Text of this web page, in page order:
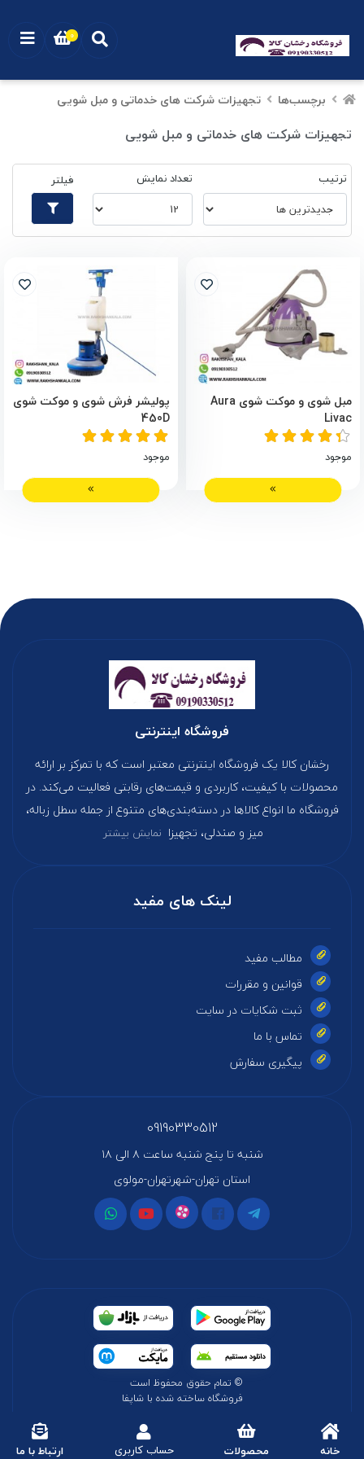
خانه محصولات حساب کاربری ارتباط با ما
برچسب‌ها تجهیزات شرکت های خدماتی و مبل شویی
تجهیزات شرکت های خدماتی و مبل شویی
ترتیب تعداد نمایش فیلتر
مبل شوی و موکت شوی Aura
Livac
موجود
پولیشر فرش شوی و موکت شوی
450D
موجود
فروشگاه اینترنتی
رخشان کالا یک فروشگاه اینترنتی معتبر است که با تمرکز بر ارائه
محصولات با کیفیت، کاربردی و قیمت‌های رقابتی فعالیت می‌کند. در
فروشگاه ما انواع کالاها در دسته‌بندی‌های متنوع از جمله سطل زباله،
میز و صندلی، تجهیزا نمایش بیشتر
لینک های مفید
مطالب مفید
قوانین و مقررات
ثبت شکایات در سایت
تماس با ما
پیگیری سفارش
09190330512
شنبه تا پنج شنبه ساعت ۸ الی ۱۸
استان تهران-شهرتهران-مولوی
© تمام حقوق محفوظ است
فروشگاه ساخته شده با شاپفا
0